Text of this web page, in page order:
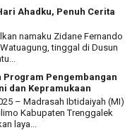
Ahadku, Penuh Cerita
namaku Zidane Fernando
tinggal di Dusun
Program Pengembangan
dan Kepramukaan
– Madrasah Ibtidaiyah (MI)
Kabupaten Trenggalek
laya...